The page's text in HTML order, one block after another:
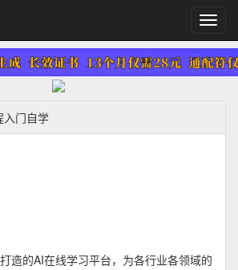
切
换
导
航
入门自学
造的AI在线学习平台，为各行业各领域的